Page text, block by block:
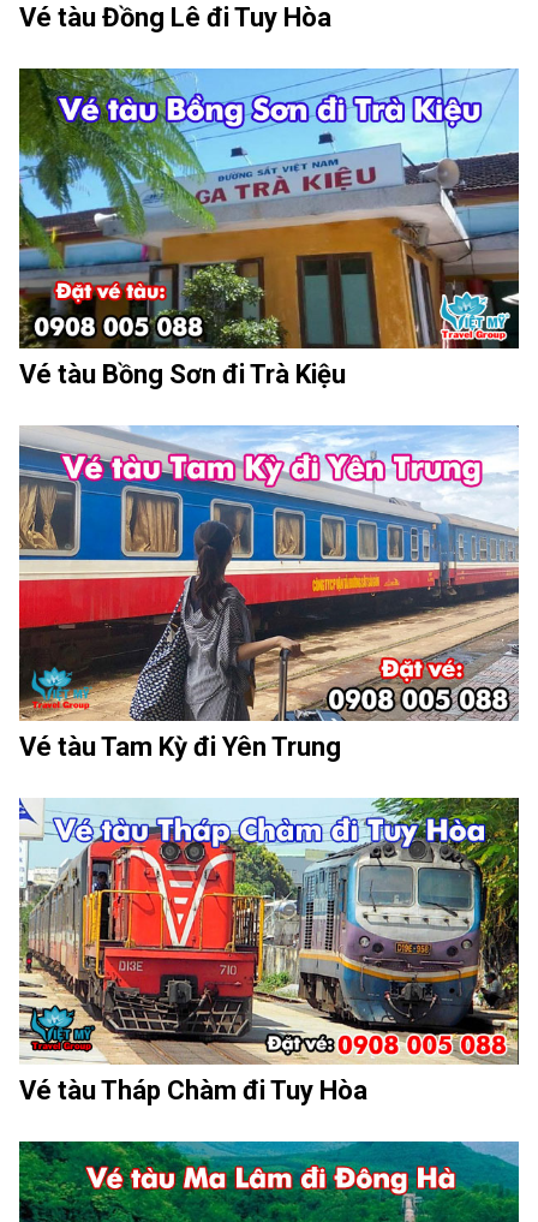
Vé tàu Đồng Lê đi Tuy Hòa
Vé tàu Bồng Sơn đi Trà Kiệu
Vé tàu Tam Kỳ đi Yên Trung
Vé tàu Tháp Chàm đi Tuy Hòa